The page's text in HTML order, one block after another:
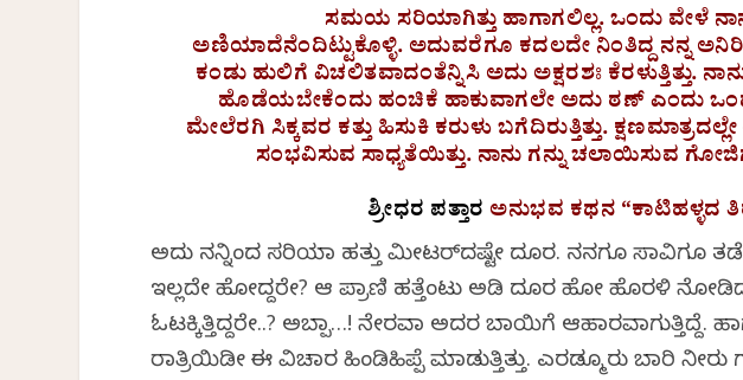
ಸಮಯ ಸರಿಯಾಗಿತ್ತು ಹಾಗಾಗಲಿಲ್ಲ. ಒಂದು ವೇಳೆ ನಾನು
ಅಣಿಯಾದೆನೆಂದಿಟ್ಟುಕೊಳ್ಳಿ. ಅದುವರೆಗೂ ಕದಲದೇ ನಿಂತಿದ್ದ ನನ್ನ
ಕಂಡು ಹುಲಿಗೆ ವಿಚಲಿತವಾದಂತೆನ್ನಿಸಿ ಅದು ಅಕ್ಷರಶಃ ಕೆರಳುತ್ತಿತ್ತು. ನಾನು
ಹೊಡೆಯಬೇಕೆಂದು ಹಂಚಿಕೆ ಹಾಕುವಾಗಲೇ ಅದು ಠಣ್ ಎಂದು
ಮೇಲೆರಗಿ ಸಿಕ್ಕವರ ಕತ್ತು ಹಿಸುಕಿ ಕರುಳು ಬಗೆದಿರುತ್ತಿತ್ತು.
ಸಂಭವಿಸುವ ಸಾಧ್ಯತೆಯಿತ್ತು. ನಾನು ಗನ್ನು ಚಲಾಯಿಸುವ
ಶ್ರೀಧರ ಪತ್ತಾರ ಅನುಭವ ಕಥನ “ಕಾಟಿಹಳ್ಳದ
ಅದು ನನ್ನಿಂದ ಸರಿಯಾಗಿ ಹತ್ತು ಮೀಟರ್‌ದಷ್ಟೇ ದೂರ. ನನಗೂ ಸಾವಿಗೂ
ಇಲ್ಲದೇ ಹೋಗಿದ್ದರೇ? ಆ ಪ್ರಾಣಿ ಹತ್ತೆಂಟು ಅಡಿ ದೂರ ಹೋಗಿ ಹೊರಳಿ
ಓಟಕ್ಕಿತ್ತಿದ್ದರೇ..? ಅಬ್ಪಾ…! ನೇರವಾಗಿ ಅದರ ಬಾಯಿಗೆ ಆಹಾರವಾಗುತ್ತಿದ್ದೆ.
ರಾತ್ರಿಯಿಡೀ ಈ ವಿಚಾರ ಹಿಂಡಿಹಿಪ್ಪೆ ಮಾಡುತ್ತಿತ್ತು. ಎರಡ್ಮೂರು ಬಾರಿ